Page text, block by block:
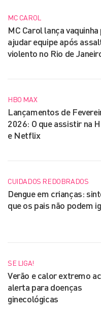
MC CAROL
MC Carol lança vaquinha
ajudar equipe após
violento no Rio de
HBO MAX
Lançamentos de
2026: O que assistir na
e Netflix
CUIDADOS REDOBRADOS
Dengue em crianças:
que os pais não podem
SE LIGA!
Verão e calor extremo
alerta para doenças
ginecológicas